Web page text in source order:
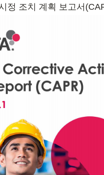
정 조치 계획 보고서